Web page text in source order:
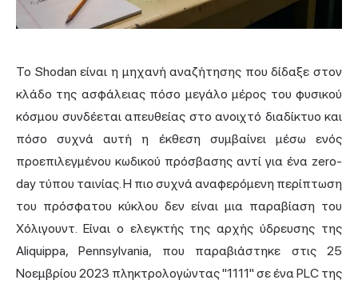
Το Shodan είναι η μηχανή αναζήτησης που δίδαξε στον
κλάδο της ασφάλειας πόσο μεγάλο μέρος του φυσικού
κόσμου συνδέεται απευθείας στο ανοιχτό διαδίκτυο και
πόσο συχνά αυτή η έκθεση συμβαίνει μέσω ενός
προεπιλεγμένου κωδικού πρόσβασης αντί για ένα zero-
day τύπου ταινίας. Η πιο συχνά αναφερόμενη περίπτωση
του πρόσφατου κύκλου δεν είναι μια παραβίαση του
Χόλιγουντ. Είναι ο ελεγκτής της αρχής ύδρευσης της
Aliquippa, Pennsylvania, που παραβιάστηκε στις 25
Νοεμβρίου 2023 πληκτρολογώντας "1111" σε ένα PLC της